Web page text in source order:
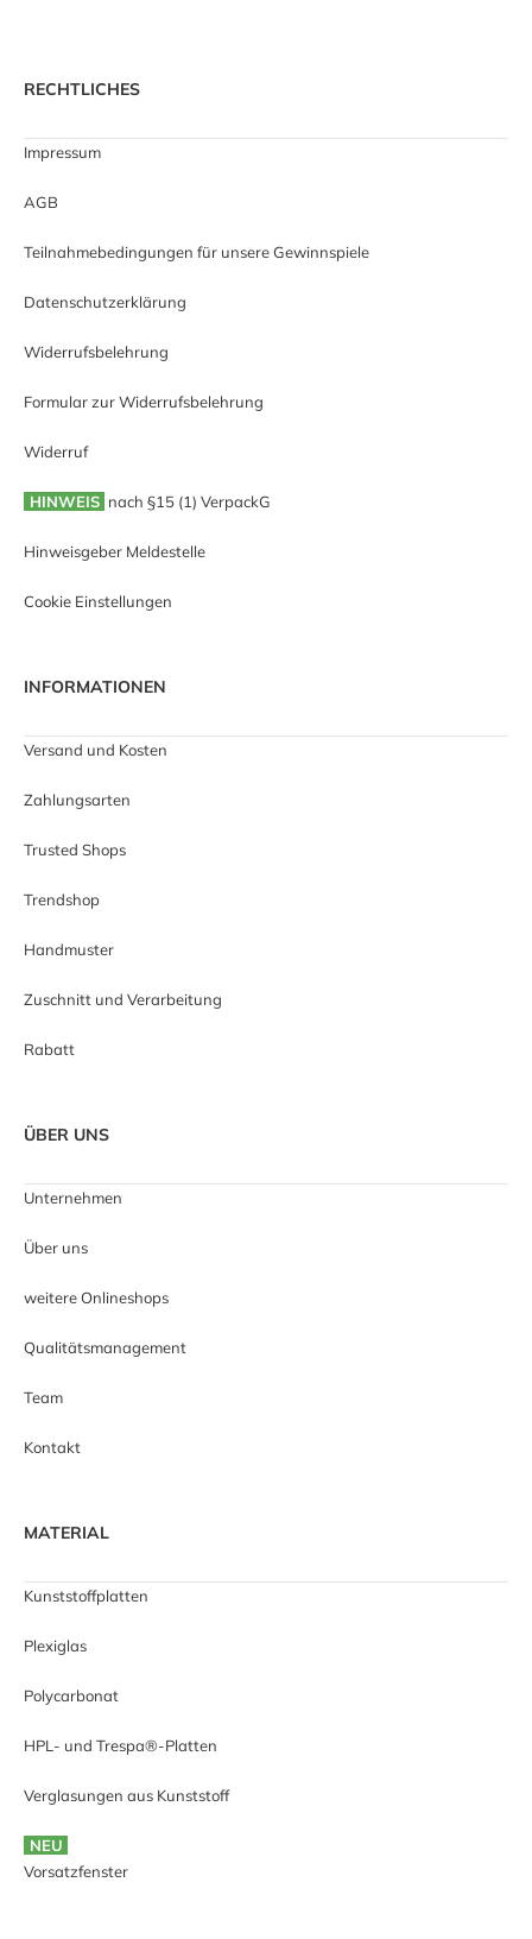
RECHTLICHES
Impressum
AGB
Teilnahmebedingungen für unsere Gewinnspiele
Datenschutzerklärung
Widerrufsbelehrung
Formular zur Widerrufsbelehrung
Widerruf
HINWEIS nach §15 (1) VerpackG
Hinweisgeber Meldestelle
Cookie Einstellungen
INFORMATIONEN
Versand und Kosten
Zahlungsarten
Trusted Shops
Trendshop
Handmuster
Zuschnitt und Verarbeitung
Rabatt
ÜBER UNS
Unternehmen
Über uns
weitere Onlineshops
Qualitätsmanagement
Team
Kontakt
MATERIAL
Kunststoffplatten
Plexiglas
Polycarbonat
HPL- und Trespa®-Platten
Verglasungen aus Kunststoff
NEU
Vorsatzfenster